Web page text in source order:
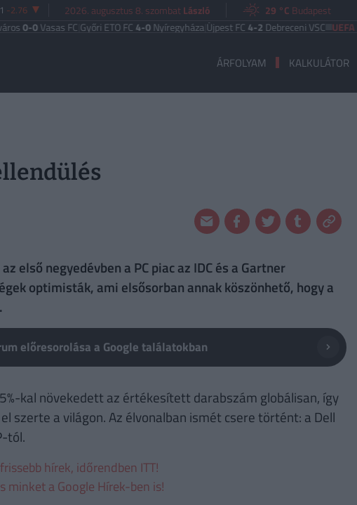
-2.76 2026. augusztus 8. szombatLászló 29 °C Budapest
Vasas FC|Győri ETO FC4-0Nyíregyháza|Újpest FC4-2Debreceni VSC UEFA
ÁRFOLYAM KALKULÁTOR
első negyedévben a PC piac az IDC és a Gartner
optimisták, ami elsősorban annak köszönhető, hogy a
előresorolása a Google találatokban
kal növekedett az értékesített darabszám globálisan, így
szerte a világon. Az élvonalban ismét csere történt: a Dell
tól.
hírek, időrendben ITT!
minket a Google Hírek-ben is!